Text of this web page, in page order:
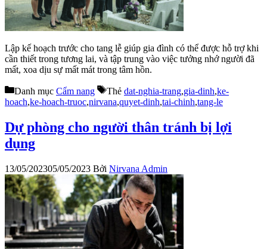
Lập kế hoạch trước cho tang lễ giúp gia đình có thể được hỗ trợ khi
cần thiết trong tương lai, và tập trung vào việc tưởng nhớ người đã
mất, xoa dịu sự mất mát trong tâm hồn.
Danh mục Cẩm nang Thẻ dat-nghia-trang,gia-dinh,ke-
hoach,ke-hoach-truoc,nirvana,quyet-dinh,tai-chinh,tang-le
Dự phòng cho người thân tránh bị lợi
dụng
13/05/202305/05/2023 Bởi Nirvana Admin